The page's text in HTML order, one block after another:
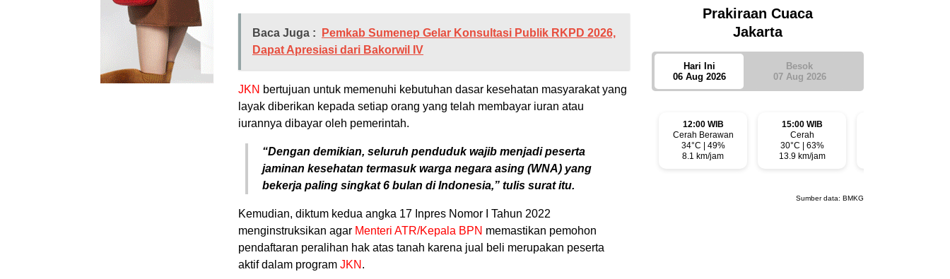
Baca Juga :
Pemkab Sumenep Gelar Konsultasi Publik RKPD 2026,
Dapat Apresiasi dari Bakorwil IV
JKN bertujuan untuk memenuhi kebutuhan dasar kesehatan masyarakat yang
layak diberikan kepada setiap orang yang telah membayar iuran atau
iurannya dibayar oleh pemerintah.
“Dengan demikian, seluruh penduduk wajib menjadi peserta
jaminan kesehatan termasuk warga negara asing (WNA) yang
bekerja paling singkat 6 bulan di Indonesia,” tulis surat itu.
Kemudian, diktum kedua angka 17 Inpres Nomor I Tahun 2022
menginstruksikan agar Menteri ATR/Kepala BPN memastikan pemohon
pendaftaran peralihan hak atas tanah karena jual beli merupakan peserta
aktif dalam program JKN .
Prakiraan Cuaca
Jakarta
Hari Ini
06 Aug 2026
Besok
07 Aug 2026
12:00 WIB
Cerah Berawan
34°C | 49%
8.1 km/jam
15:00 WIB
Cerah
30°C | 63%
13.9 km/jam
Sumber data: BMKG